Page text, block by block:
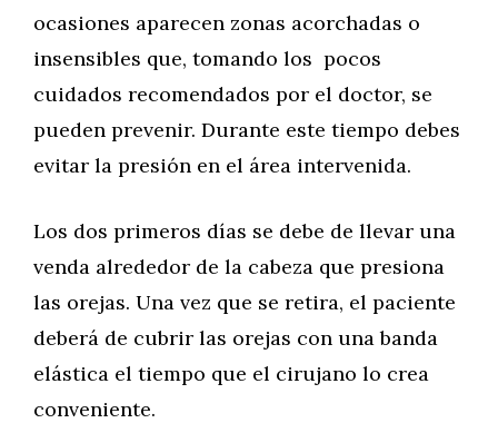
ocasiones aparecen zonas acorchadas o
insensibles que, tomando los pocos
cuidados recomendados por el doctor, se
pueden prevenir. Durante este tiempo debes
evitar la presión en el área intervenida.
Los dos primeros días se debe de llevar una
venda alrededor de la cabeza que presiona
las orejas. Una vez que se retira, el paciente
deberá de cubrir las orejas con una banda
elástica el tiempo que el cirujano lo crea
conveniente.